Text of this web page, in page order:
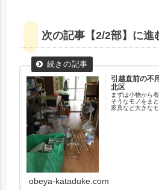
次の記事【2/2部】に進
引越直前の不
北区
まずは小物から
そうなモノをま
家具など大きな
obeya-kataduke.com